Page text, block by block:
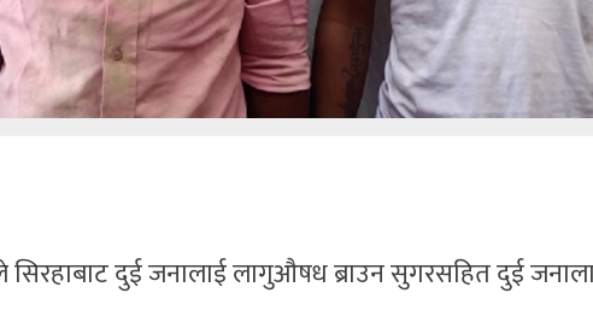
सिरहाबाट दुई जनालाई लागुऔषध ब्राउन सुगरसहित दुई